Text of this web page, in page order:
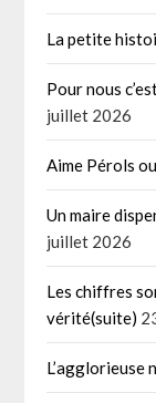
La petite
Pour nous
juillet 2026
Aime Pérols
Un maire
juillet 2026
Les chiffres
vérité(suite)
L’agglorieuse